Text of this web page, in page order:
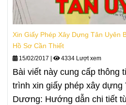
Xin Giấy Phép Xây Dựng Tân Uyên
Hồ Sơ Cần Thiết
15/02/2017 4334 Lượt xem
Bài viết này cung cấp thông
trình xin giấy phép xây dựng
Dương: Hướng dẫn chi tiết